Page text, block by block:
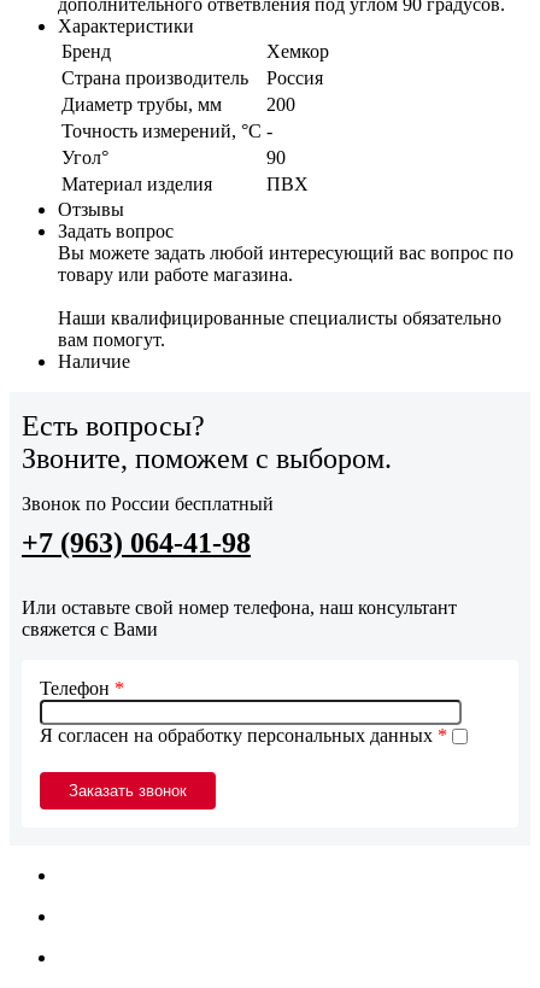
Характеристики
Бренд
Хемкор
Страна производитель
Россия
Диаметр трубы, мм
200
Точность измерений, °C -
Угол°
90
Материал изделия
ПВХ
Отзывы
Задать вопрос
Вы можете задать любой интересующий вас вопрос по
товару или работе магазина.
Наши квалифицированные специалисты обязательно
вам помогут.
Наличие
Есть вопросы?
Звоните, поможем с выбором.
Звонок по России бесплатный
+7 (963) 064-41-98
Или оставьте свой номер телефона, наш консультант
свяжется с Вами
Я согласен на обработку персональных данных *
Телефон *